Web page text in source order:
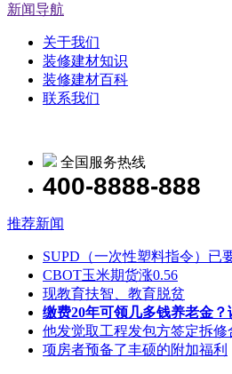
新闻导航
关于我们
装修建材知识
装修建材百科
联系我们
全国服务热线
400-8888-888
推荐新闻
SUPD（一次性塑料指令）已
CBOT玉米期货涨0.56
现教育扶智、教育脱贫
缴费20年可领几多钱养老金？
他发觉取工程发包方签定拆修
项房者预备了丰硕的附加福利